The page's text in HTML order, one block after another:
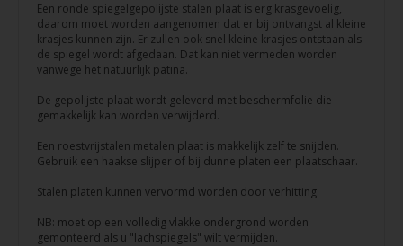
Een ronde spiegelgepolijste stalen plaat is erg krasgevoelig,
daarom moet worden aangenomen dat er bij ontvangst al kleine
krasjes kunnen zijn. Er zullen ook snel kleine krasjes ontstaan als
de spiegel wordt afgedaan. Dat kan niet vermeden worden
vanwege het natuurlijk patina.
De gepolijste plaat wordt geleverd met beschermfolie die
gemakkelijk kan worden verwijderd.
Een roestvrijstalen metalen plaat is makkelijk zelf te snijden.
Gebruik een haakse slijper of bij dunne platen een plaatschaar.
Stalen platen kunnen vervormd worden door verhitting.
NB: moet op een volledig vlakke ondergrond worden
gemonteerd als u "lachspiegels" wilt vermijden.